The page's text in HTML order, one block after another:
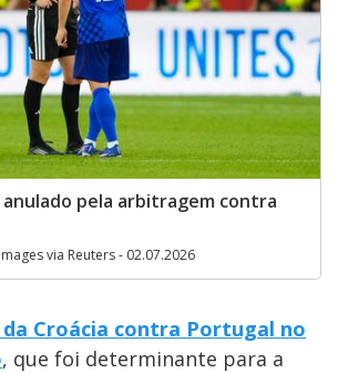
anulado pela arbitragem contra
via Reuters - 02.07.2026
Croácia contra Portugal no
, que foi determinante para a